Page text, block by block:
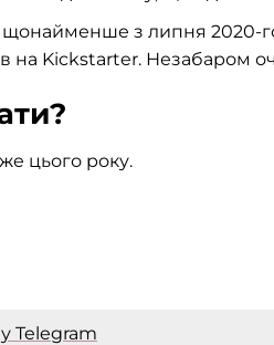
з липня 2020-
на Kickstarter. Незабаром
цього року.
у Telegram